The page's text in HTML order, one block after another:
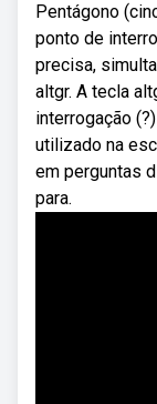
Pentágono
ponto de
precisa,
altgr. A tecla
interrogação
utilizado na
em perguntas
para.